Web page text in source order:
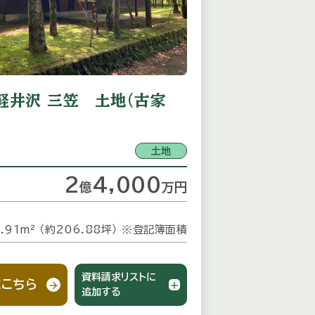
井沢 三笠 土地（古家
土地
2億4,000万 円
（約206.88坪） ※登記簿面積
ちら
資料請求リストに
追加する